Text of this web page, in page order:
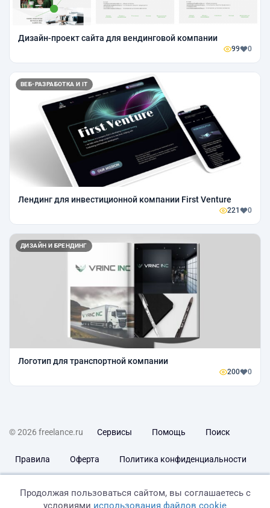
Дизайн-проект сайта для вендинговой компании
99 0
ВЕБ-РАЗРАБОТКА И IT
Лендинг для инвестиционной компании First Venture
221 0
ДИЗАЙН И БРЕНДИНГ
Логотип для транспортной компании
200 0
© 2026 freelance.ru Сервисы Помощь Поиск
Правила Оферта Политика конфиденциальности
Продолжая пользоваться сайтом, вы соглашаетесь с
условиями использования файлов cookie